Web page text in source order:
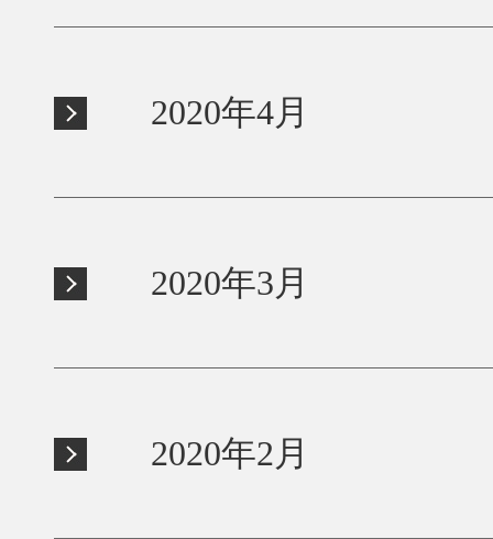
2020年4月
2020年3月
2020年2月